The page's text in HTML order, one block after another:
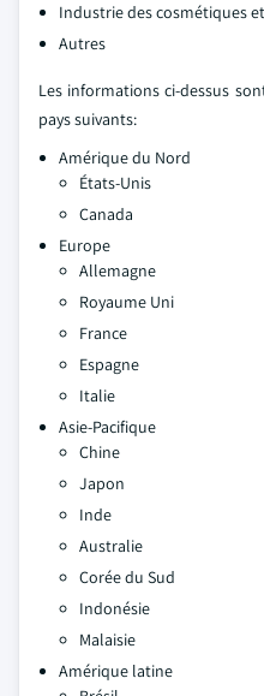
Industrie des cosmétiques
Autres
Les informations ci-dessus
pays suivants:
Amérique du Nord
États-Unis
Canada
Europe
Allemagne
Royaume Uni
France
Espagne
Italie
Asie-Pacifique
Chine
Japon
Inde
Australie
Corée du Sud
Indonésie
Malaisie
Amérique latine